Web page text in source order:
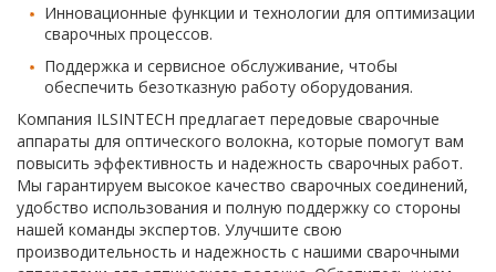
Инновационные функции и технологии для оптимизации
сварочных процессов.
Поддержка и сервисное обслуживание, чтобы
обеспечить безотказную работу оборудования.
Компания ILSINTECH предлагает передовые сварочные
аппараты для оптического волокна, которые помогут вам
повысить эффективность и надежность сварочных работ.
Мы гарантируем высокое качество сварочных соединений,
удобство использования и полную поддержку со стороны
нашей команды экспертов. Улучшите свою
производительность и надежность с нашими сварочными